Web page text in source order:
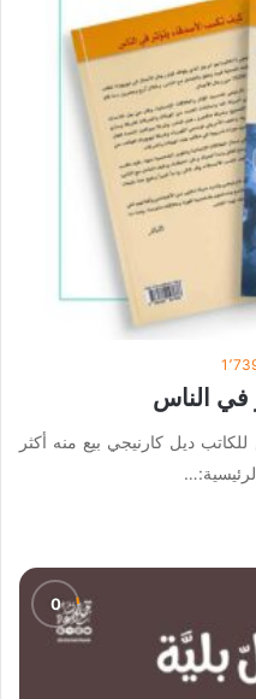
في الناس
ديل كارنيجي بيع منه أكثر